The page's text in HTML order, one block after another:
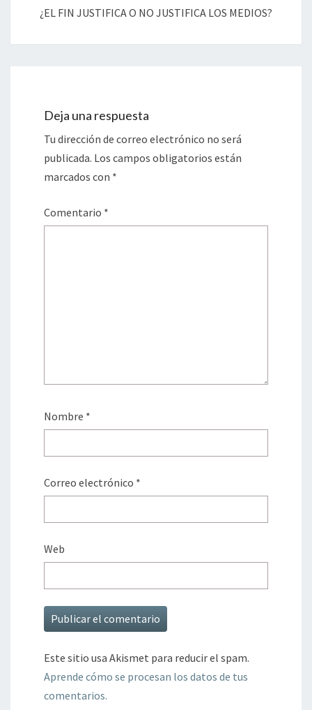
¿EL FIN JUSTIFICA O NO JUSTIFICA LOS MEDIOS?
Deja una respuesta
Tu dirección de correo electrónico no será
publicada. Los campos obligatorios están
marcados con *
Comentario *
Nombre *
Correo electrónico *
Web
Este sitio usa Akismet para reducir el spam.
Aprende cómo se procesan los datos de tus
comentarios.